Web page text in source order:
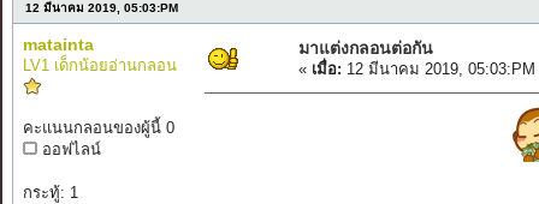
12 มีนาคม 2019, 05:03:PM
matainta
LV1 เด็กน้อยอ่านกลอน
คะแนนกลอนของผู้นี้ 0
ออฟไลน์
กระทู้: 1
มาแต่งกลอนต่อกัน
« เมื่อ: 12 มีนาคม 2019, 05:03:PM